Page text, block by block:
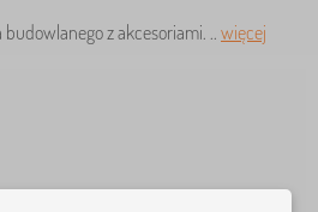
z akcesoriami. .. więcej